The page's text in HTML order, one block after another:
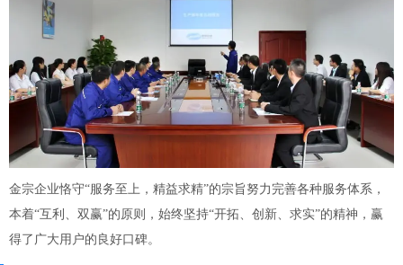
金宗企业恪守“服务至上，精益求精”的宗旨努力完善各种服务体系，
本着“互利、双赢”的原则，始终坚持“开拓、创新、求实”的精神，赢
得了广大用户的良好口碑。